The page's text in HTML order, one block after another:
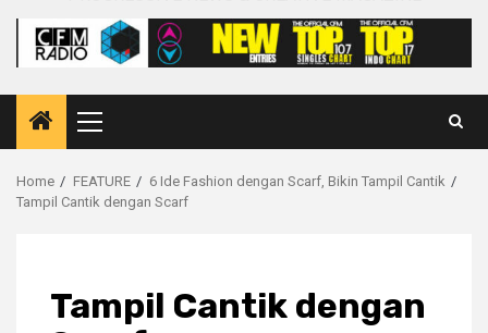
Primary
Menu
Home FEATURE
6 Ide Fashion dengan Scarf, Bikin Tampil Cantik
Tampil Cantik dengan Scarf
Tampil Cantik dengan